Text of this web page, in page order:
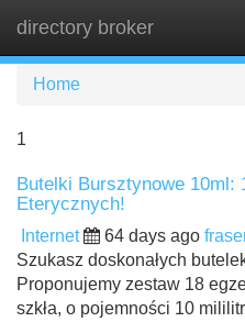
directory broker
Home
1
Butelki Bursztynowe 10ml:
Eterycznych!
Internet 64 days ago
Szukasz doskonałych
Proponujemy zestaw 18
szkła, o pojemności 10